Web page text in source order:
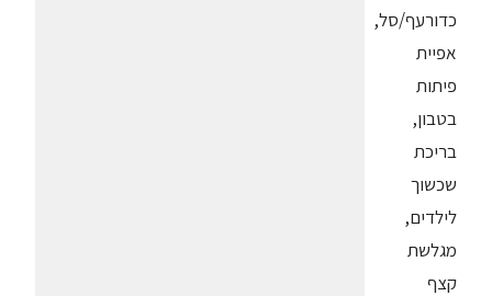
כדורעף/סל,
אפיית
פיתות
בטבון,
בריכת
שכשוך
לילדים,
מגלשת
קצף